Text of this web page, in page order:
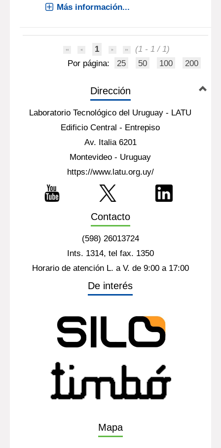
Más información...
1
(1 - 1 / 1)
Por página:
25 50 100 200
Dirección
Laboratorio Tecnológico del Uruguay - LATU
Edificio Central - Entrepiso
Av. Italia 6201
Montevideo - Uruguay
https://www.latu.org.uy/
Contacto
(598) 26013724
Ints. 1314, tel fax. 1350
Horario de atención L. a V. de 9:00 a 17:00
De interés
Mapa